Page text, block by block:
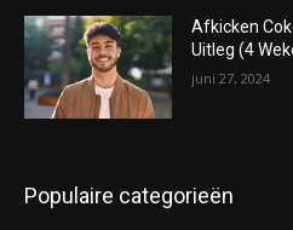
Afkicken
Uitleg (4
juni 27, 2024
Populaire categorieën